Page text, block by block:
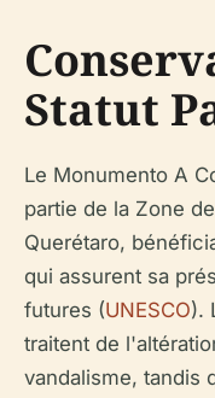
Statut
Le Monumento A
partie de la Zone
Querétaro,
qui assurent sa
futures (UNESCO).
traitent de
vandalisme, tandis